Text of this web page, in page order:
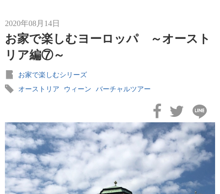
2020年08月14日
お家で楽しむヨーロッパ ～オースト
リア編⑦～
お家で楽しむシリーズ
オーストリア
ウィーン バーチャルツアー